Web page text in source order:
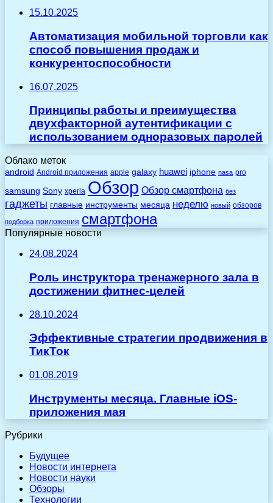
15.10.2025
Автоматизация мобильной торговли как
способ повышения продаж и
конкурентоспособности
16.07.2025
Принципы работы и преимущества
двухфакторной аутентификации с
использованием одноразовых паролей
Облако меток
android Android приложения apple galaxy huawei iphone nasa pro
samsung Sony xperia Обзор Обзор смартфона без
гаджеты главные инструменты месяца неделю новый обзоров
подборка приложения смартфона
Популярные новости
24.08.2024
Роль инструктора тренажерного зала в
достижении фитнес-целей
28.10.2024
Эффективные стратегии продвижения в
ТикТок
01.08.2019
Инструменты месяца. Главные iOS-
приложения мая
Рубрики
Будущее
Новости интернета
Новости науки
Обзоры
Технологии